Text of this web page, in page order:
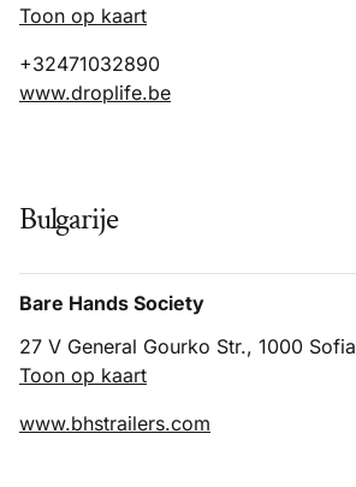
Toon op kaart
+32471032890
www.droplife.be
Bulgarije
Bare Hands Society
27 V General Gourko Str., 1000 Sofia
Toon op kaart
www.bhstrailers.com